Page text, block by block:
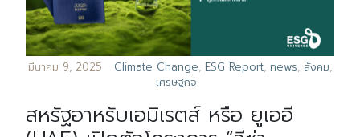
มีนาคม 9, 2025 Climate Change, ESG Report, news, สังคม,
เศรษฐกิจ
สหรัฐอาหรับเอมิเรตส์ หรือ ยูเออี